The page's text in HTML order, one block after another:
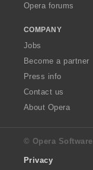
Opera forums
COMPANY
Jobs
Become a partner
Press info
Contact us
About Opera
© Opera Software
Privacy